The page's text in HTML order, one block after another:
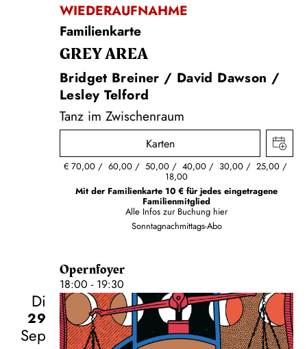
WIEDERAUFNAHME
Familienkarte
GREY AREA
Bridget Breiner / David Dawson /
Lesley Telford
Tanz im Zwischenraum
Karten
€ 70,00 60,00 50,00 40,00 30,00 25,00
18,00
Mit der Familienkarte 10 € für jedes eingetragene
Familienmitglied
Alle Infos zur Buchung hier
Sonntagnachmittags-Abo
Opernfoyer
18:00 - 19:30
Di
29
Sep